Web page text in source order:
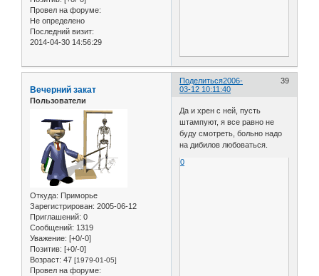
Провел на форуме:
Не определено
Последний визит:
2014-04-30 14:56:29
Поделиться 39
2006-
03-12 10:11:40
Вечерний закат
Пользователи
Откуда: Приморье
Зарегистрирован: 2005-06-12
Приглашений: 0
Сообщений: 1319
Уважение: [+0/-0]
Позитив: [+0/-0]
Возраст: 47 [1979-01-05]
Провел на форуме:
Да и хрен с ней, пусть
штампуют, я все равно не
буду смотреть, больно надо
на дибилов любоваться.
0